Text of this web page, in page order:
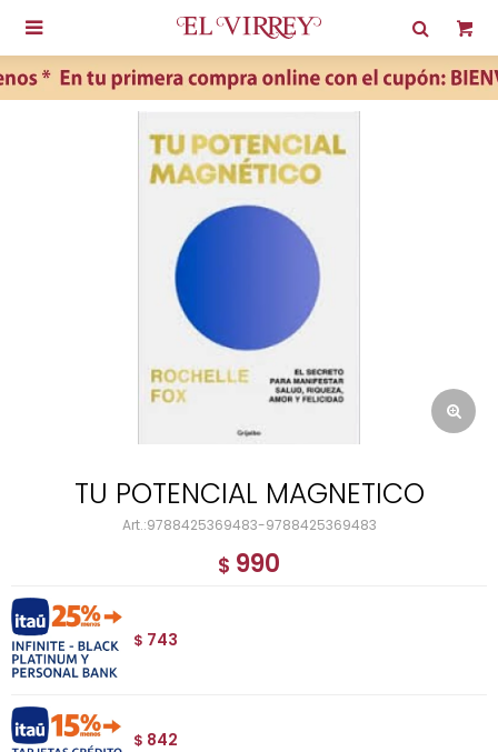

TU POTENCIAL MAGNETICO
9788425369483-9788425369483
$ 990
$ 743
$ 842